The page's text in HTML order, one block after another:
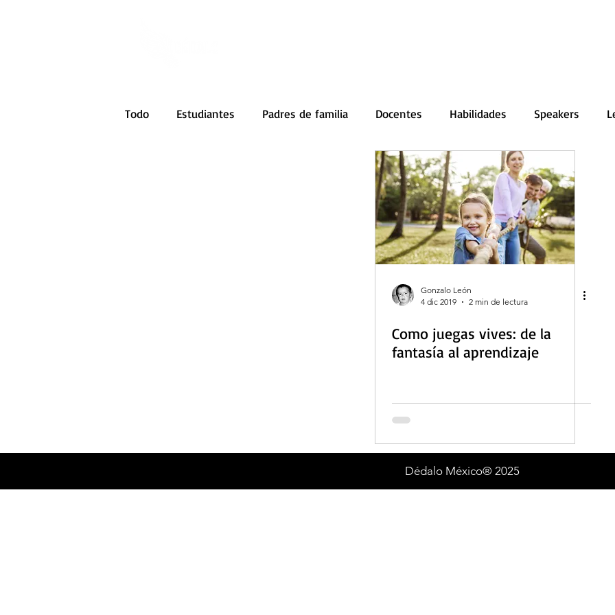
Todo Estudiantes Padres de familia Docentes Habilidades Speakers
Gonzalo León
4 dic 2019
2 min de lectura
Como juegas vives: de la
fantasía al aprendizaje
Dédalo México® 2025